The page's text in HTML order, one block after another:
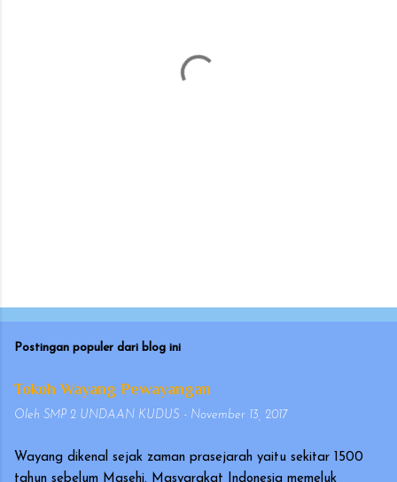
Postingan populer dari blog ini
Tokoh Wayang Pewayangan
Oleh SMP 2 UNDAAN KUDUS - November 13, 2017
Wayang dikenal sejak zaman prasejarah yaitu sekitar 1500
tahun sebelum Masehi. Masyarakat Indonesia memeluk